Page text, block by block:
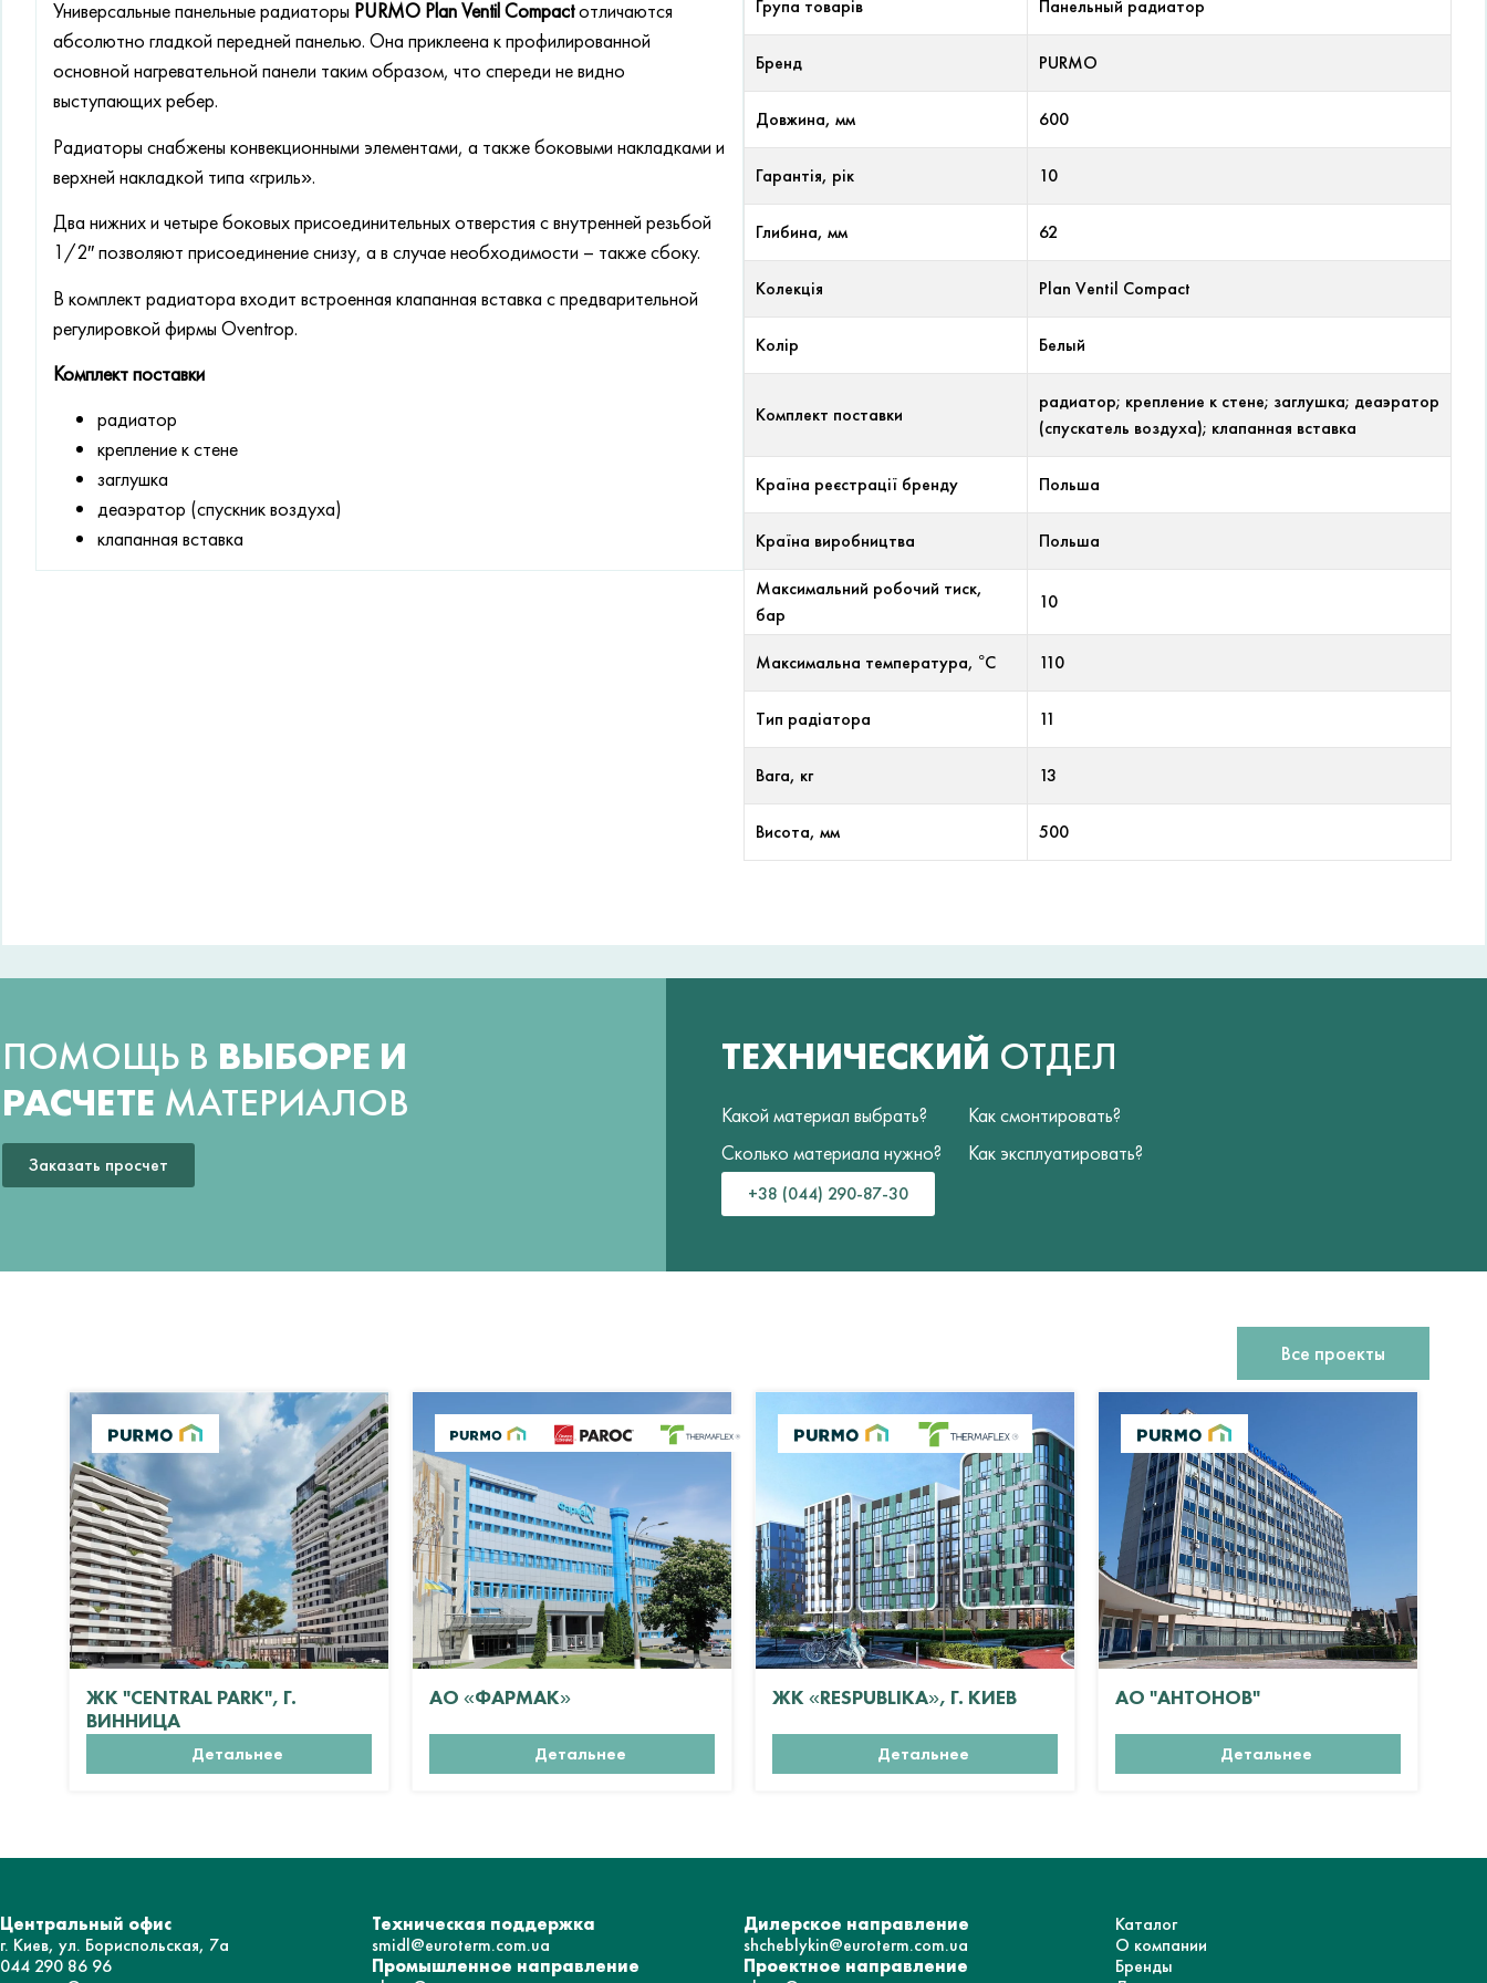
Универсальные панельные радиаторы PURMO Plan Ventil Compactотличаются
абсолютно гладкой передней панелью. Она приклеена к профилированной
основной нагревательной панели таким образом, что спереди не видно
выступающих ребер.
Радиаторы снабжены конвекционными элементами, а также боковыми накладками и
верхней накладкой типа «гриль».
Два нижних и четыре боковых присоединительных отверстия с внутренней резьбой
1/2″ позволяют присоединение снизу, а в случае необходимости – также сбоку.
В комплект радиатора входит встроенная клапанная вставка с предварительной
регулировкой фирмы Oventrop.
Комплект поставки
радиатор
крепление к стене
заглушка
деаэратор (спускник воздуха)
клапанная вставка
Група товарів Панельный радиатор
Бренд PURMO
Довжина, мм 600
Гарантія, рік 10
Глибина, мм 62
Колекція Plan Ventil Compact
Колір Белый
Комплект поставки
радиатор; крепление к стене; заглушка; деаэратор
(спускатель воздуха); клапанная вставка
Країна реєстрації бренду Польша
Країна виробництва Польша
Максимальний робочий тиск,
бар
10
Максимальна температура, °С 110
Тип радіатора 11
Вага, кг 13
Висота, мм 500
ПОМОЩЬ В ВЫБОРЕ И
РАСЧЕТЕ МАТЕРИАЛОВ
Заказать просчет
ТЕХНИЧЕСКИЙ ОТДЕЛ
Какой материал выбрать?
Сколько материала нужно?
Как смонтировать?
Как эксплуатировать?
+38 (044) 290-87-30
Все проекты
ЖК "CENTRAL PARK", Г.
ВИННИЦА
Детальнее
АО «ФАРМАК»
Детальнее
ЖК «RESPUBLIKA», Г. КИЕВ
Детальнее
АО "АНТОНОВ"
Детальнее
Центральный офис
г. Киев, ул. Бориспольская, 7а
044 290 86 96
Техническая поддержка
smidl@euroterm.com.ua
Промышленное направление
Дилерское направление
shcheblykin@euroterm.com.ua
Проектное направление
Каталог
О компании
Бренды